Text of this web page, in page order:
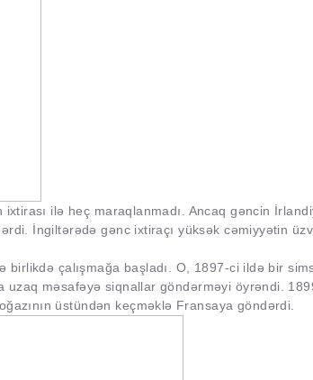
ilə heç maraqlanmadı. Ancaq gəncin
İngiltərədə gənc ixtiraçı yüksək cəmiyyətin
birlikdə çalışmağa başladı. O, 1897-ci ildə bir
uzaq məsafəyə siqnallar göndərməyi öyrəndi.
üstündən keçməklə Fransaya göndərdi.